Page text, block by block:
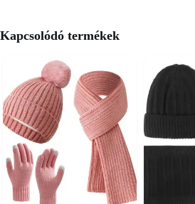
Kapcsolódó termékek